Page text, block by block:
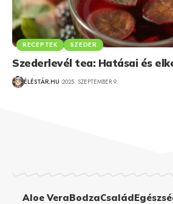
RECEPTEK SZEDER
Szederlevél tea: Hatásai és
ÉLÉSTÁR.HU 2025. SZEPTEMBER 9.
Aloe VeraBodzaCsalád